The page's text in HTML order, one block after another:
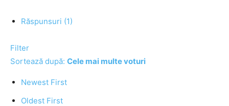
Răspunsuri (1)
Filter
Sortează după: Cele mai multe voturi
Newest First
Oldest First